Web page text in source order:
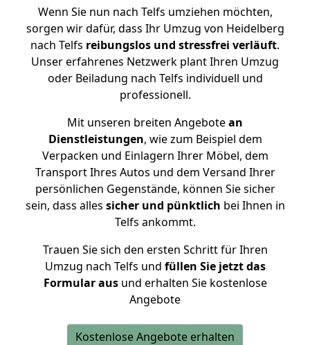
Wenn Sie nun nach Telfs umziehen möchten,
sorgen wir dafür, dass Ihr Umzug von Heidelberg
nach Telfs reibungslos und stressfrei verläuft.
Unser erfahrenes Netzwerk plant Ihren Umzug
oder Beiladung nach Telfs individuell und
professionell.
Mit unseren breiten Angebotean
Dienstleistungen, wie zum Beispiel dem
Verpacken und Einlagern Ihrer Möbel, dem
Transport Ihres Autos und dem Versand Ihrer
persönlichen Gegenstände, können Sie sicher
sein, dass alles sicher und pünktlich bei Ihnen in
Telfs ankommt.
Trauen Sie sich den ersten Schritt für Ihren
Umzug nach Telfs und füllen Sie jetzt das
Formular ausund erhalten Sie kostenlose
Angebote
Kostenlose Angebote erhalten